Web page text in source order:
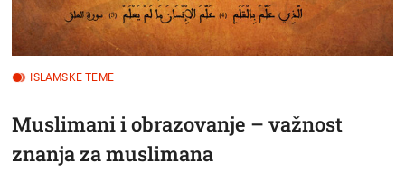
ISLAMSKE TEME
Muslimani i obrazovanje – važnost
znanja za muslimana